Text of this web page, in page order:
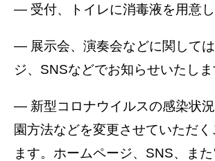
― 受付、トイレに消毒液を用意し
― 展示会、演奏会などに関して
ジ、SNSなどでお知らせいたしま
― 新型コロナウイルスの感染状
園方法などを変更させていただ
ます。ホームページ、SNS、ま